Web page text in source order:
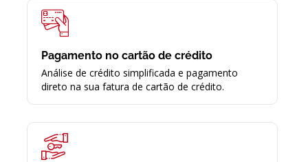
Pagamento no cartão de crédito
Análise de crédito simplificada e pagamento
direto na sua fatura de cartão de crédito.